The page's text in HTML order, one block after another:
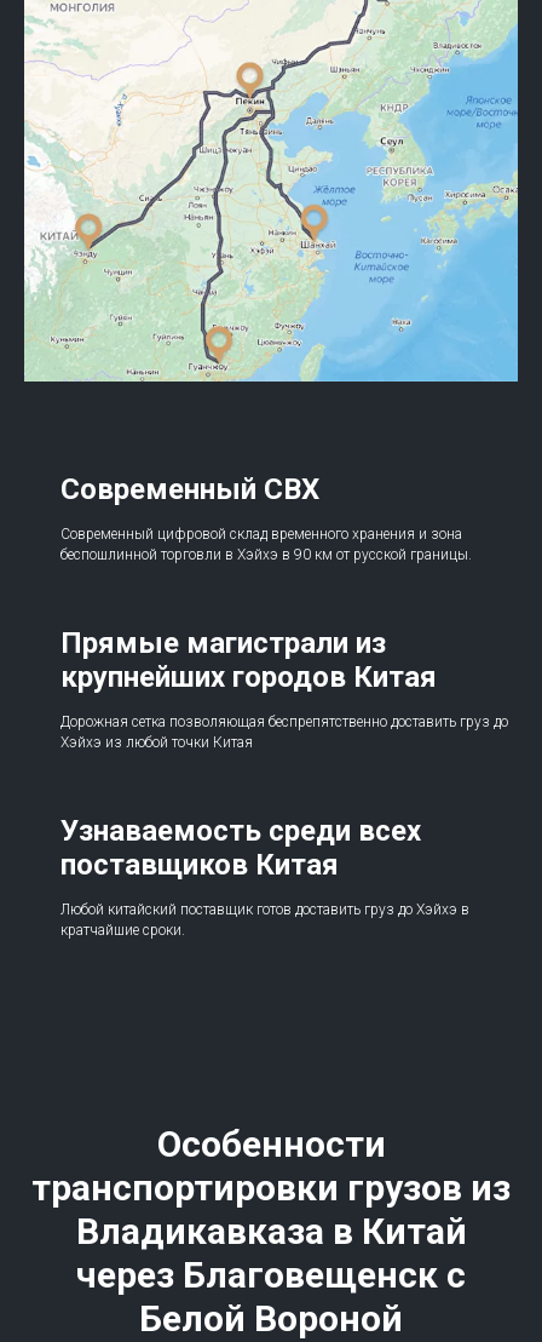
Современный СВХ
Современный цифровой склад временного хранения и зона
беспошлинной торговли в Хэйхэ в 90 км от русской границы.
Прямые магистрали из
крупнейших городов Китая
Дорожная сетка позволяющая беспрепятственно доставить груз до
Хэйхэ из любой точки Китая
Узнаваемость среди всех
поставщиков Китая
Любой китайский поставщик готов доставить груз до Хэйхэ в
кратчайшие сроки.
Особенности
транспортировки грузов из
Владикавказа в Китай
через Благовещенск с
Белой Вороной